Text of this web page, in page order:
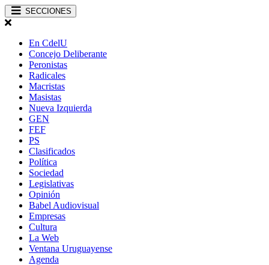
SECCIONES
En CdelU
Concejo Deliberante
Peronistas
Radicales
Macristas
Masistas
Nueva Izquierda
GEN
FEF
PS
Clasificados
Política
Sociedad
Legislativas
Opinión
Babel Audiovisual
Empresas
Cultura
La Web
Ventana Uruguayense
Agenda